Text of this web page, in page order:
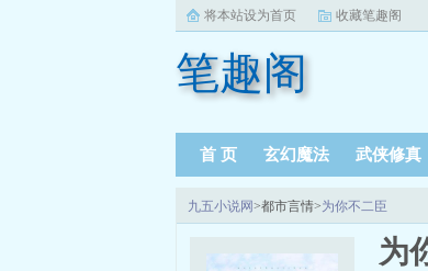
将本站设为首页 收藏笔趣阁
笔趣阁
首 页 玄幻魔法 武侠修真
九五小说网>都市言情>为你不二臣
为